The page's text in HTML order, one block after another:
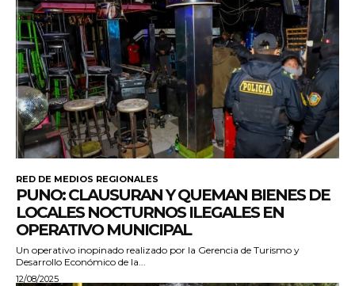
RED DE MEDIOS REGIONALES
PUNO: CLAUSURAN Y QUEMAN BIENES DE
LOCALES NOCTURNOS ILEGALES EN
OPERATIVO MUNICIPAL
Un operativo inopinado realizado por la Gerencia de Turismo y
Desarrollo Económico de la...
12/08/2025